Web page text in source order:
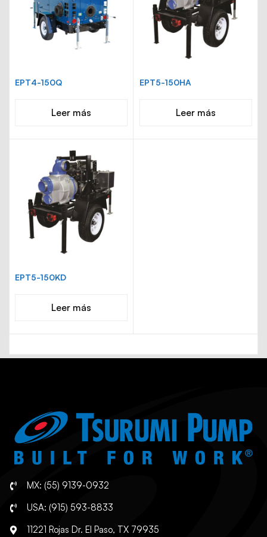
EPT4-150Q
Leer más
EPT5-150HA
Leer más
EPT5-150KD
Leer más
MX: (55) 9139-0932
USA: (915) 593-8833
11221 Rojas Dr. El Paso, TX 79935